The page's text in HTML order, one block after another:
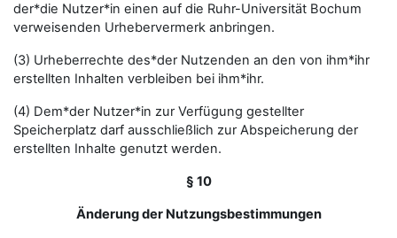
der*die Nutzer*in einen auf die Ruhr-Universität Bochum
verweisenden Urhebervermerk anbringen.
(3) Urheberrechte des*der Nutzenden an den von ihm*ihr
erstellten Inhalten verbleiben bei ihm*ihr.
(4) Dem*der Nutzer*in zur Verfügung gestellter
Speicherplatz darf ausschließlich zur Abspeicherung der
erstellten Inhalte genutzt werden.
§ 10
Änderung der Nutzungsbestimmungen